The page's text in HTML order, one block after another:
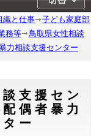
織と仕事
子ども家庭部
務等
鳥取県女性相談
力相談支援センター
支援セン
偶者暴力
ー